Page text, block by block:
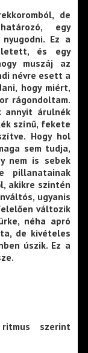
de
egy
Ez a
és egy
muszáj az
névre esett a
hogy miért,
rágondoltam.
annyit árulnék
színű, fekete
Hogy hol
sem tudja,
nem is sebek
pillanatainak
akikre szintén
ugyanis
változik
néha apró
de kivételes
úszik. Ez a
szerint